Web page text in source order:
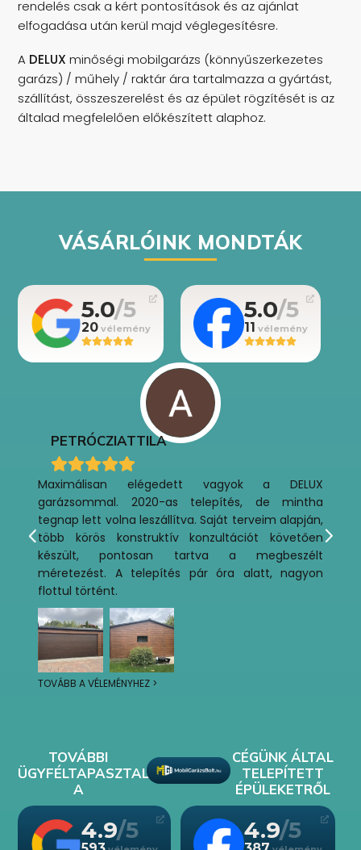
rendelés csak a kért pontosítások és az ajánlat
elfogadása után kerül majd véglegesítésre.
A DELUX minőségi mobilgarázs (könnyűszerkezetes
garázs) / műhely / raktár ára tartalmazza a gyártást,
szállítást, összeszerelést és az épület rögzítését is az
általad megfelelően előkészített alaphoz.
VÁSÁRLÓINK MONDTÁK
5.0
20
5.0
11
PETRÓCZIATTILA
Maximálisan elégedett vagyok a DELUX
garázsommal. 2020-as telepítés, de mintha
tegnap lett volna leszállítva. Saját terveim alapján,
több körös konstruktív konzultációt követően
készült, pontosan tartva a megbeszélt
méretezést. A telepítés pár óra alatt, nagyon
flottul történt.
TOVÁBB A VÉLEMÉNYHEZ >
TOVÁBBI
ÜGYFÉLTAPASZTALATOK
A
CÉGÜNK ÁLTAL
TELEPÍTETT
ÉPÜLEKETRŐL
4.9 4.9